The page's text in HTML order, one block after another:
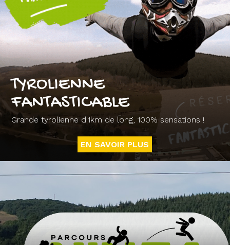
TYROLIENNE
FANTASTICABLE
Grande tyrolienne d'1km de long, 100% sensations !
EN SAVOIR PLUS